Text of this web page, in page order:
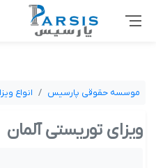
موسسه حقوقی پارسیس انواع ویزا
ویزای توریستی آلمان